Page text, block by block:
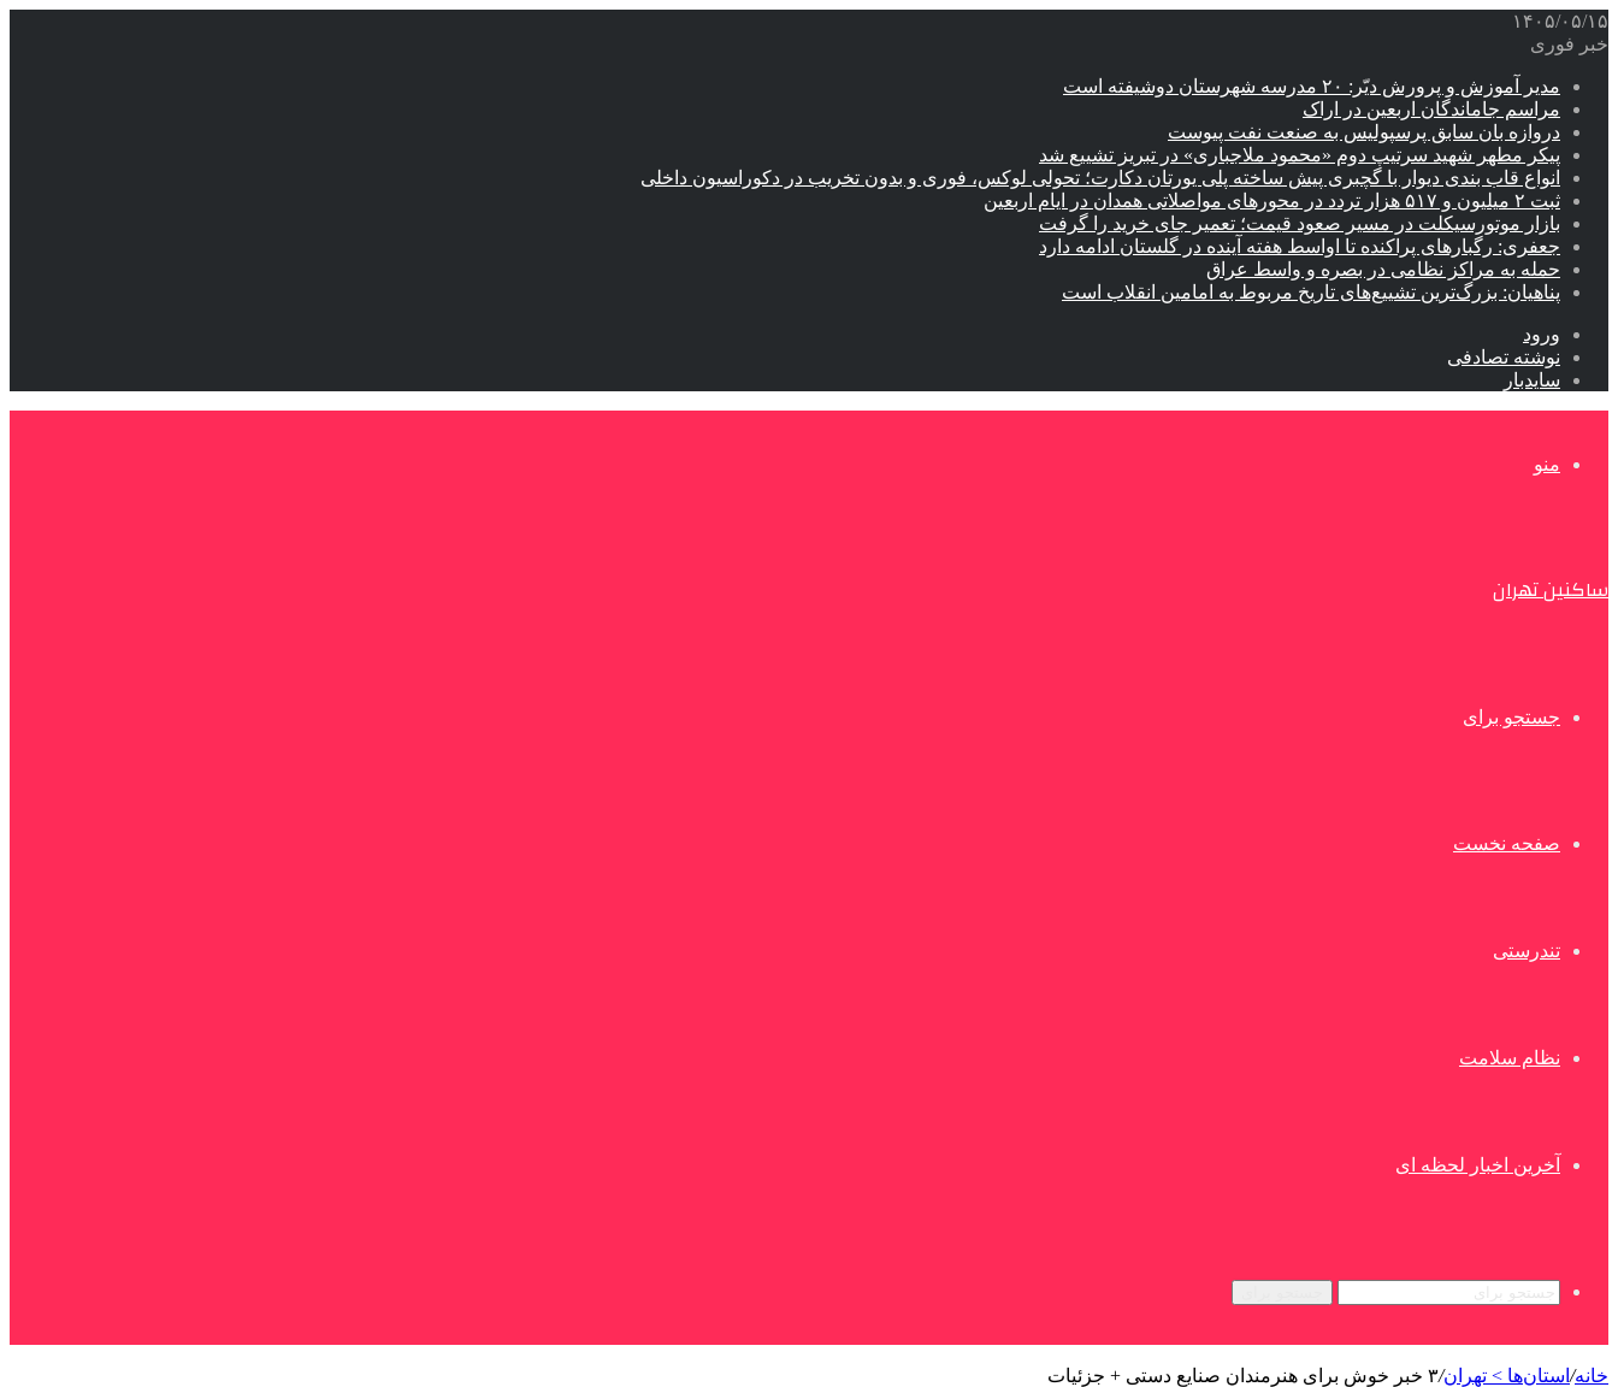
۱۴۰۵/۰۵/۱۵
خبر فوری
مدیر آموزش و پرورش دیّر: ۲۰ مدرسه شهرستان دوشیفته است
مراسم جاماندگان اربعین در اراک
دروازه بان سابق پرسپولیس به صنعت نفت پیوست
پیکر مطهر شهید سرتیپ دوم «محمود ملاجباری» در تبریز تشییع شد
انواع قاب بندی دیوار با گچبری پیش ساخته پلی یورتان دکارت؛ تحولی لوکس، فوری و بدون تخریب در دکوراسیون داخلی
ثبت ۲ میلیون و ۵۱۷ هزار تردد در محورهای مواصلاتی همدان در ایام اربعین
بازار موتورسیکلت در مسیر صعود قیمت؛ تعمیر جای خرید را گرفت
جعفری: رگبارهای پراکنده تا اواسط هفته آینده در گلستان ادامه دارد
حمله به مراکز نظامی در بصره و واسط عراق
پناهیان: بزرگ‌ترین تشییع‌های تاریخ مربوط به امامین انقلاب است
ورود
نوشته تصادفی
سایدبار
منو
ساکنین تهران
جستجو برای
صفحه نخست
تندرستی
نظام سلامت
آخرین اخبار لحظه ای
خانه/ استان‌ها > تهران/۳ خبر خوش برای هنرمندان صنایع‌ دستی + جزئیات